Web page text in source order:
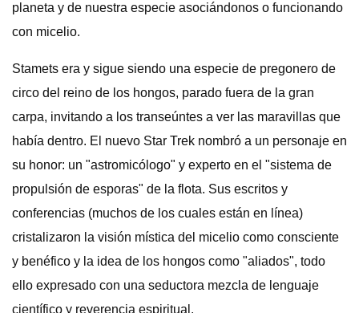
planeta y de nuestra especie asociándonos o funcionando
con micelio.
Stamets era y sigue siendo una especie de pregonero de
circo del reino de los hongos, parado fuera de la gran
carpa, invitando a los transeúntes a ver las maravillas que
había dentro. El nuevo Star Trek nombró a un personaje en
su honor: un "astromicólogo" y experto en el "sistema de
propulsión de esporas" de la flota. Sus escritos y
conferencias (muchos de los cuales están en línea)
cristalizaron la visión mística del micelio como consciente
y benéfico y la idea de los hongos como "aliados", todo
ello expresado con una seductora mezcla de lenguaje
científico y reverencia espiritual.